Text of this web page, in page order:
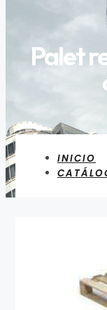
Palet
INICIO